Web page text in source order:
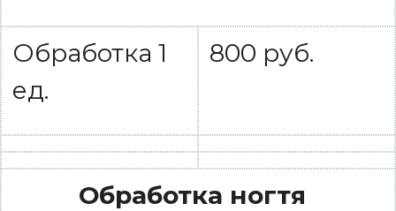
Обработка 1
ед.
800 руб.
Обработка ногтя